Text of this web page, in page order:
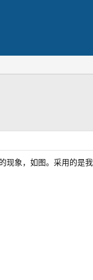
象，如图。采用的是